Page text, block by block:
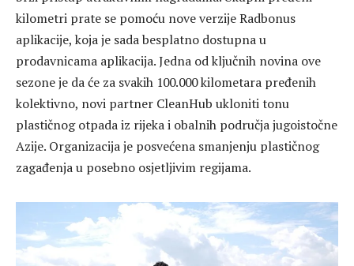
kilometri prate se pomoću nove verzije Radbonus
aplikacije, koja je sada besplatno dostupna u
prodavnicama aplikacija. Jedna od ključnih novina ove
sezone je da će za svakih 100.000 kilometara pređenih
kolektivno, novi partner CleanHub ukloniti tonu
plastičnog otpada iz rijeka i obalnih područja jugoistočne
Azije. Organizacija je posvećena smanjenju plastičnog
zagađenja u posebno osjetljivim regijama.